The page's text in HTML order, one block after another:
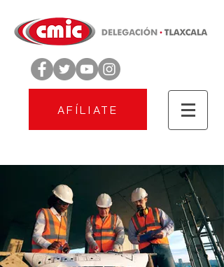
AFÍLIATE